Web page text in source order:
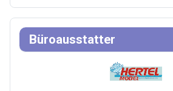
Büroausstatter